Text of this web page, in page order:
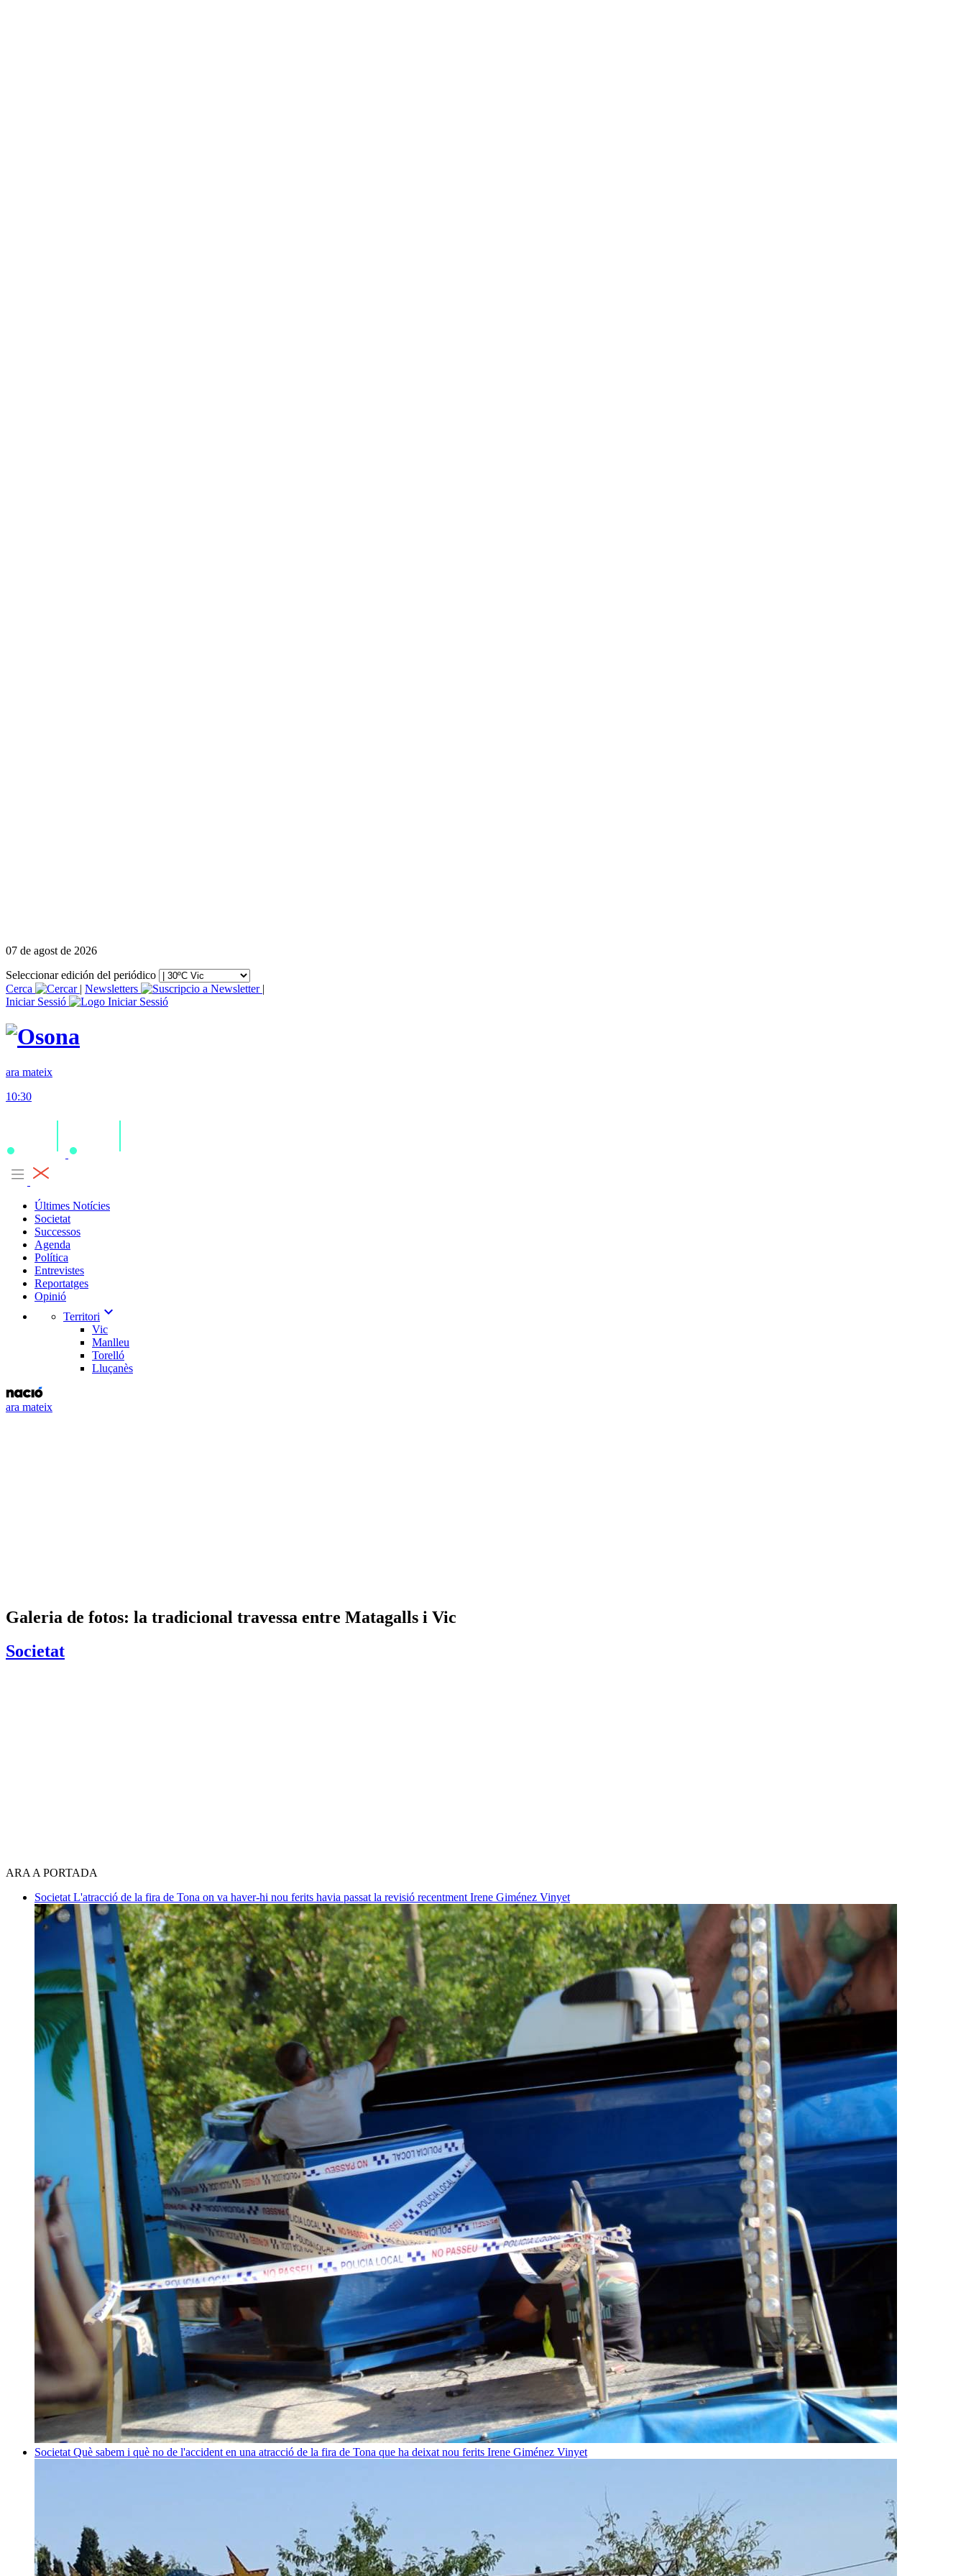
07 de agost de 2026
Seleccionar edición del periódico
Cerca
| Newsletters
|
Iniciar Sessió
ara mateix
10:30
Últimes Notícies
Societat
Successos
Agenda
Política
Entrevistes
Reportatges
Opinió
Territori expand_more
Vic
Manlleu
Torelló
Lluçanès
ara mateix
Galeria de fotos: la tradicional travessa entre Matagalls i Vic
Societat
ARA A PORTADA
Societat L'atracció de la fira de Tona on va haver-hi nou ferits havia passat la revisió recentment Irene Giménez Vinyet
Societat Què sabem i què no de l'accident en una atracció de la fira de Tona que ha deixat nou ferits Irene Giménez Vinyet